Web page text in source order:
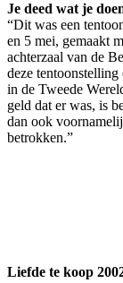
Je deed wat je
“Dit was een
en 5 mei, gemaakt
achterzaal van de
deze
in de Tweede
geld dat er was, is
dan ook
betrokken.”
Liefde te koop